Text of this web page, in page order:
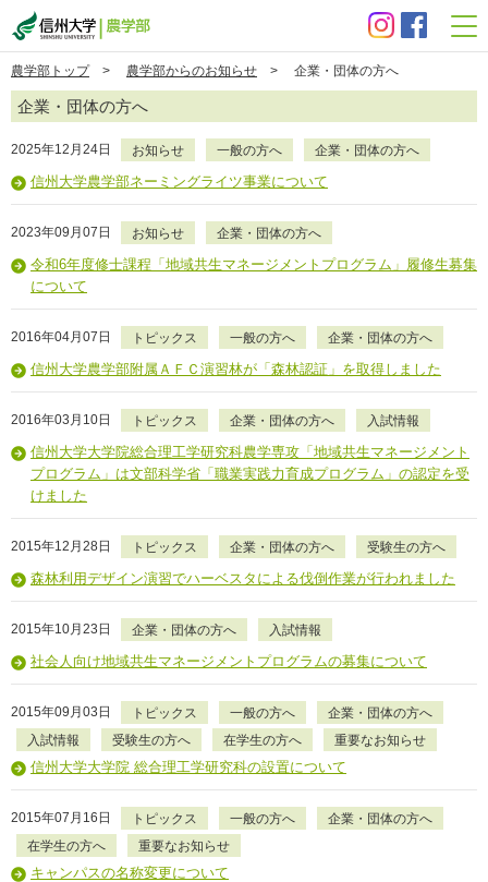
農学部トップ> 農学部からのお知らせ > 企業・団体の方へ
企業・団体の方へ
2025年12月24日 お知らせ 一般の方へ 企業・団体の方へ
信州大学農学部ネーミングライツ事業について
2023年09月07日 お知らせ 企業・団体の方へ
令和6年度修士課程「地域共生マネージメントプログラム」履修生募集
について
2016年04月07日 トピックス 一般の方へ 企業・団体の方へ
信州大学農学部附属ＡＦＣ演習林が「森林認証」を取得しました
2016年03月10日 トピックス 企業・団体の方へ 入試情報
信州大学大学院総合理工学研究科農学専攻「地域共生マネージメント
プログラム」は文部科学省「職業実践力育成プログラム」の認定を受
けました
2015年12月28日 トピックス 企業・団体の方へ 受験生の方へ
森林利用デザイン演習でハーベスタによる伐倒作業が行われました
2015年10月23日 企業・団体の方へ 入試情報
社会人向け地域共生マネージメントプログラムの募集について
2015年09月03日 トピックス 一般の方へ
企業・団体の方へ
入試情報
受験生の方へ 在学生の方へ 重要なお知らせ
信州大学大学院 総合理工学研究科の設置について
2015年07月16日 トピックス 一般の方へ
企業・団体の方へ
在学生の方へ
重要なお知らせ
キャンパスの名称変更について